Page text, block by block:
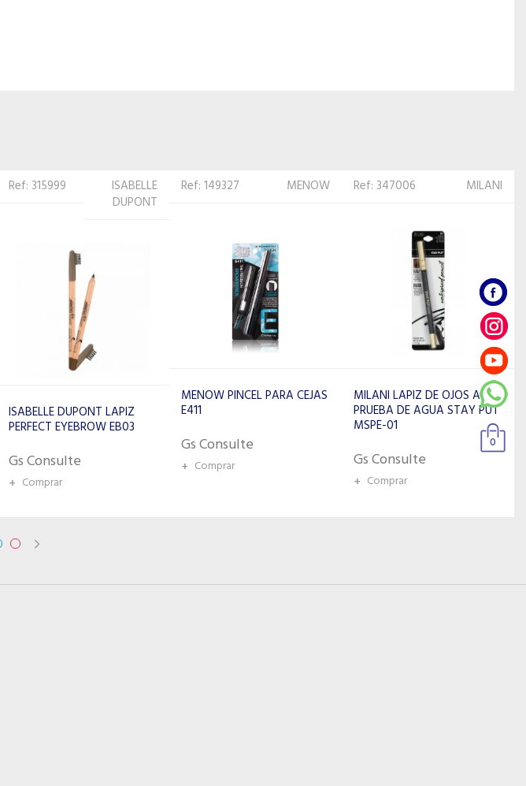
Ref: 149327 MENOW
E411
+ Comprar
Ref: 347006 MILANI
MILANI LAPIZ DE OJOS A
PRUEBA DE AGUA STAY PUT
Gs Consulte
Ref: 316002
ISABELLE
ISABELLE DUPONT LAPIZ
PERFECT EYEBROW EB04
Gs Consulte
+ Comprar
0